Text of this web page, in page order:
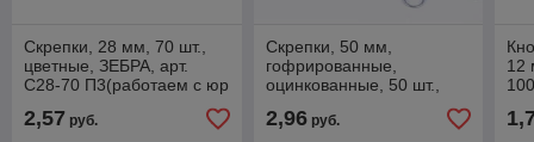
Скрепки, 28 мм, 70 шт.,
цветные, ЗЕБРА, арт.
С28-70 П3(работаем с юр
2,57 руб.
Скрепки, 50 мм,
гофрированные,
оцинкованные, 50 шт.,
арт. Г50-50Ц(работаем с
юр лицами и ИП)
2,96руб.
12